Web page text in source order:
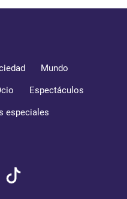
Mundo
Espectáculos
especiales